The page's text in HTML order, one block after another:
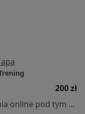
200 zł
Specjalista nie oferuje umawiania online pod tym adresem.